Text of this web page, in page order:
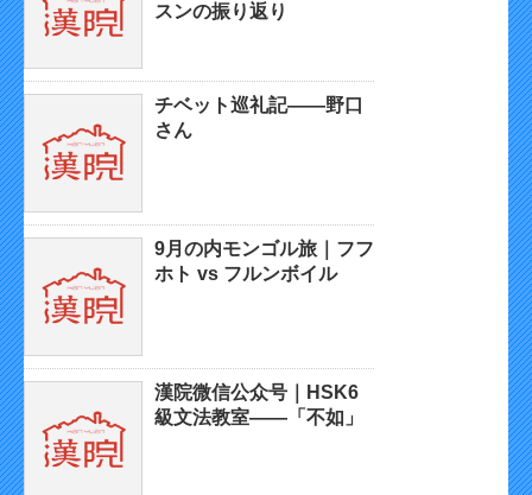
スンの振り返り
チベット巡礼記——野口
さん
9月の内モンゴル旅｜フフ
ホト vs フルンボイル
漢院微信公众号｜HSK6
級文法教室——「不如」